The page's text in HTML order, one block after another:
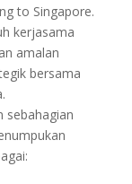
to Singapore.
kerjasama
amalan
bersama
sebahagian